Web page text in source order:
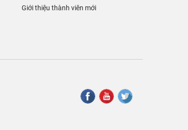
Giới thiệu thành viên mới